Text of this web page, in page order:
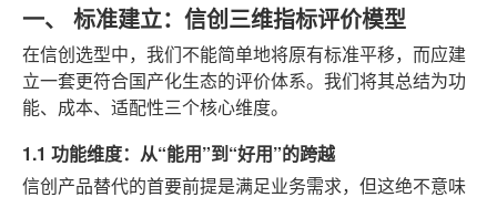
一、 标准建立：信创三维指标评价模型
在信创选型中，我们不能简单地将原有标准平移，而应建
立一套更符合国产化生态的评价体系。我们将其总结为功
能、成本、适配性三个核心维度。
1.1 功能维度：从“能用”到“好用”的跨越
信创产品替代的首要前提是满足业务需求，但这绝不意味